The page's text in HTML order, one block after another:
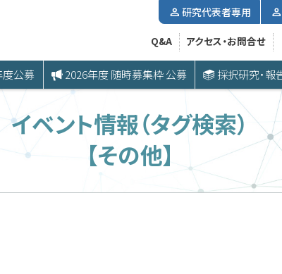
度公募 2026年度 随時募集枠 公募 採択研究・報
研究代表者専用
Q&A アクセス・お問合せ
イベント情報（タグ検索）
【その他】